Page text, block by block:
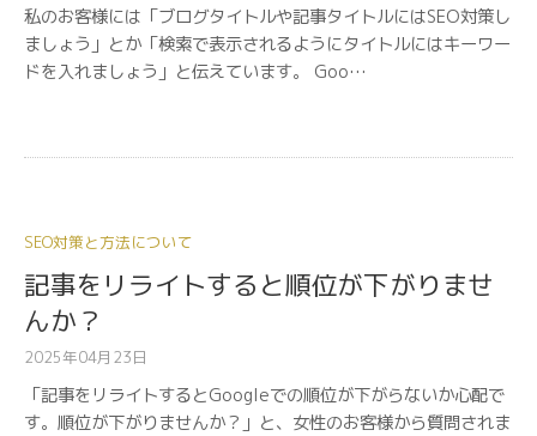
私のお客様には「ブログタイトルや記事タイトルにはSEO対策し
ましょう」とか「検索で表示されるようにタイトルにはキーワー
ドを入れましょう」と伝えています。 Goo…
SEO対策と方法について
記事をリライトすると順位が下がりませ
んか？
2025年04月23日
「記事をリライトするとGoogleでの順位が下がらないか心配で
す。順位が下がりませんか？」と、女性のお客様から質問されま